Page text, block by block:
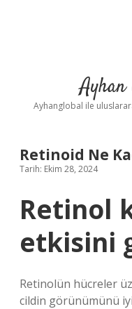
Ayhanglobal ile
Retinoid Ne
Tarih: Ekim 28, 2024
Retinol
etkisini
Retinolün hücreler
cildin görünümünü